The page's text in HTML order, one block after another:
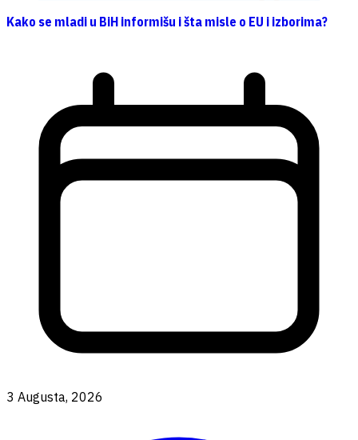
Kako se mladi u BiH informišu i šta misle o EU i izborima?
3 Augusta, 2026